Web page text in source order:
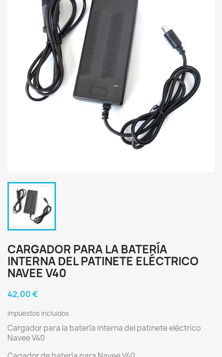
CARGADOR PARA LA BATERÍA
INTERNA DEL PATINETE ELÉCTRICO
NAVEE V40
42,00 €
Impuestos incluidos
Cargador para la batería interna del patinete eléctrico
Navee V40